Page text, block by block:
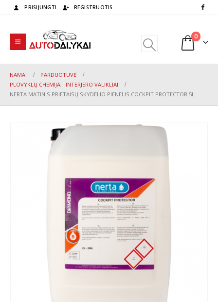
PRISIJUNGTI REGISTRUOTIS
0
NAMAI
PARDUOTUVĖ
PLOVYKLŲ CHEMIJA,
INTERJERO VALIKLIAI
NERTA MATINIS PRIETAISŲ SKYDELIO PIENELIS COCKPIT PROTECTOR 5L